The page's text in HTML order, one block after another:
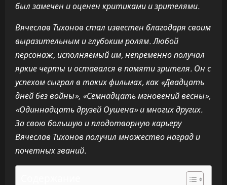
был замечен и оценен критиками и зрителями.
Вячеслав Тихонов стал известен благодаря своим
выразительным и глубоким ролям. Любой
персонаж, исполняемый им, непременно получал
яркие черты и оставался в памяти зрителя. Он с
успехом сыграл в таких фильмах, как «Двадцать
дней без войны», «Семнадцать мгновений весны»,
«Одиннадцать друзей Оушена» и многих других.
За свою большую и плодотворную карьеру
Вячеслав Тихонов получил множество наград и
почетных званий.